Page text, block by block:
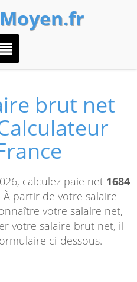
Moyen.fr
brut net
calculez paie net 1684
partir de votre salaire
votre salaire net,
votre salaire brut net, il
ci-dessous.